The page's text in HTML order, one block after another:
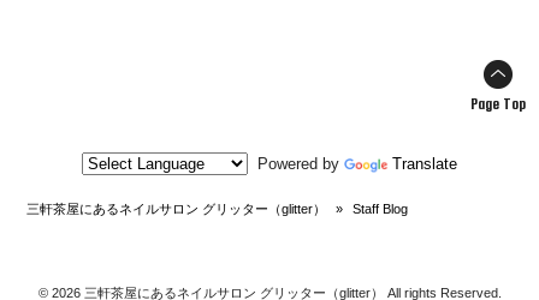
Page Top
Powered by Translate
三軒茶屋にあるネイルサロン グリッター（glitter） » Staff Blog
© 2026 三軒茶屋にあるネイルサロン グリッター（glitter） All rights Reserved.